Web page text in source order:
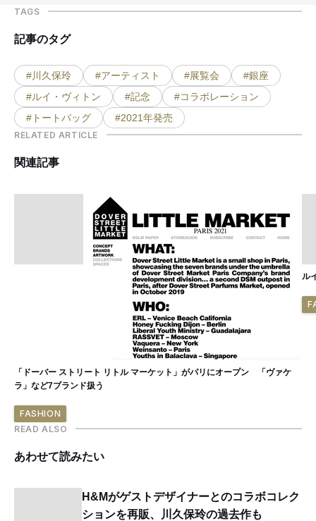
TAGS
記事のタグ
#川久保玲 #アーティスト #展覧会
#銀座
#ルイ・ヴィトン
#記念
#コラボレーション
#トートバッグ
#2021年発売
RELATED ARTICLE
関連記事
「ドーバー ストリート リトル マーケット」がパリにオープン 「ヴァケ
ラ」など7ブランド扱う
FASHION
ル
READ ALSO
あわせて読みたい
H&Mがゲストデザイナーとのコラボコレク
ションを再販、川久保玲の過去作も